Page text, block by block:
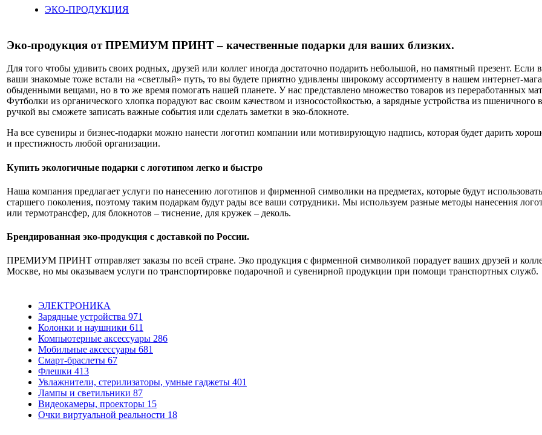
ЭКО-ПРОДУКЦИЯ
Эко-продукция от ПРЕМИУМ ПРИНТ – качественные подарки для ваших близких.
Для того чтобы удивить своих родных, друзей или коллег иногда достаточно подарить небольшой, но памятный презент.
ваши знакомые тоже встали на «светлый» путь, то вы будете приятно удивлены широкому ассортименту в нашем интернет-
обыденными вещами, но в то же время помогать нашей планете. У нас представлено множество товаров из переработанных
Футболки из органического хлопка порадуют вас своим качеством и износостойкостью, а зарядные устройства из пшеничного
ручкой вы сможете записать важные события или сделать заметки в эко-блокноте.
На все сувениры и бизнес-подарки можно нанести логотип компании или мотивирующую надпись, которая будет дарить
и престижность любой организации.
Купить экологичные подарки с логотипом легко и быстро
Наша компания предлагает услуги по нанесению логотипов и фирменной символики на предметах, которые будут
старшего поколения, поэтому таким подаркам будут рады все ваши сотрудники. Мы используем разные методы нанесения
или термотрансфер, для блокнотов – тиснение, для кружек – деколь.
Брендированная эко-продукция с доставкой по России.
ПРЕМИУМ ПРИНТ отправляет заказы по всей стране. Эко продукция с фирменной символикой порадует ваших друзей и
Москве, но мы оказываем услуги по транспортировке подарочной и сувенирной продукции при помощи транспортных служб.
ЭЛЕКТРОНИКА
Зарядные устройства 971
Колонки и наушники 611
Компьютерные аксессуары 286
Мобильные аксессуары 681
Смарт-браслеты 67
Флешки 413
Увлажнители, стерилизаторы, умные гаджеты 401
Лампы и светильники 87
Видеокамеры, проекторы 15
Очки виртуальной реальности 18